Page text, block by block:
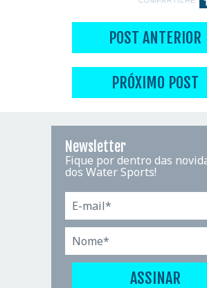
POST ANTERIOR
PRÓXIMO POST
Newsletter
Fique por dentro das
dos Water Sports!